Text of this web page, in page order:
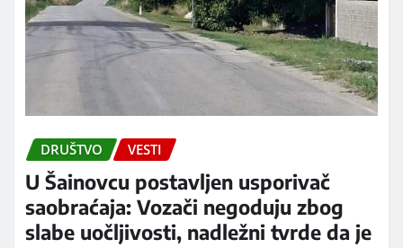
DRUŠTVO VESTI
U Šainovcu postavljen usporivač
saobraćaja: Vozači negoduju zbog
slabe uočljivosti, nadležni tvrde da je